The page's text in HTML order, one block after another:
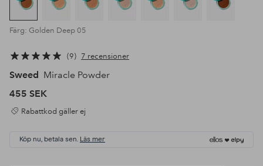
Färg: Golden Deep 05
9 7 recensioner
Sweed
Miracle Powder
455 SEK
Rabattkod gäller ej
Köp nu, betala sen. Läs mer